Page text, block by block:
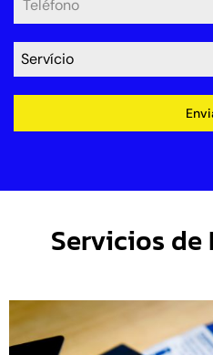
Servício
Servicios